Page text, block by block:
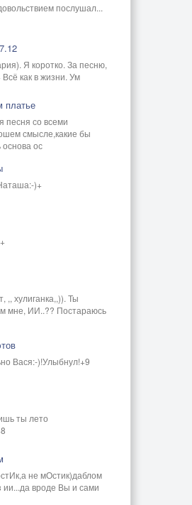
послушал...
Я коротко. За песню,
как в жизни. Ум
платье
песня со всеми
смысле,какие бы
ос
)+
,, хулиганка,,)). Ты
мне, ИИ..?? Постараюсь
Вася:-)!Улыбнул!+9
ты лето
не мОстик)даблом
ии...да вроде Вы и сами